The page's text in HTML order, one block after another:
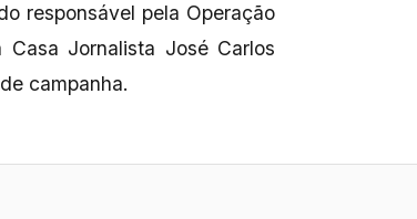
responsável pela Operação
Jornalista José Carlos
campanha.